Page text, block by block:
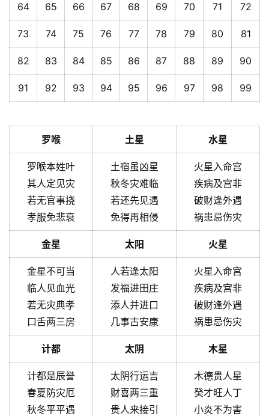
64 65 66 67 68 69 70 71 72
73 74 75 76 77 78 79 80 81
82 83 84 85 86 87 88 89 90
91 92 93 94 95 96 97 98 99
罗喉 土星 水星
罗喉本姓叶
其人定见灾
若无官事挠
孝服免悲衰
土宿虽凶星
秋冬灾难临
若还先见遇
免得再相侵
火星入命宫
疾病及宫非
破财逢外遇
祸患忌伤灾
金星 太阳 火星
金星不可当
临人见血光
若无灾典孝
口舌两三房
人若逢太阳
发福进田庄
添人并进口
几事古安康
火星入命宫
疾病及宫非
破财逢外遇
祸患忌伤灾
计都 太阴 木星
计都是辰誉
春夏防灾厄
秋冬平平遇
太阴行运吉
财喜两三重
贵人来接引
木德贵人星
癸才旺人丁
小炎不为害